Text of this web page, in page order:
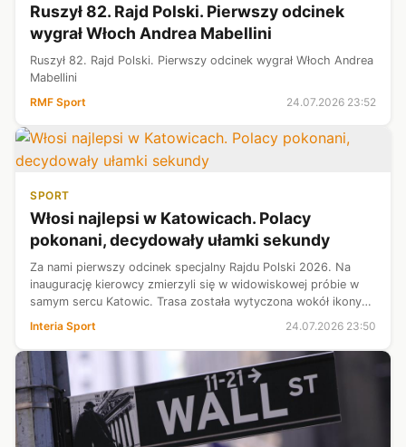
Ruszył 82. Rajd Polski. Pierwszy odcinek
wygrał Włoch Andrea Mabellini
Ruszył 82. Rajd Polski. Pierwszy odcinek wygrał Włoch Andrea
Mabellini
RMF Sport
24.07.2026 23:52
SPORT
Włosi najlepsi w Katowicach. Polacy
pokonani, decydowały ułamki sekundy
Za nami pierwszy odcinek specjalny Rajdu Polski 2026. Na
inaugurację kierowcy zmierzyli się w widowiskowej próbie w
samym sercu Katowic. Trasa została wytyczona wokół ikony
wraz ze swoją p...
Interia Sport 24.07.2026 23:50